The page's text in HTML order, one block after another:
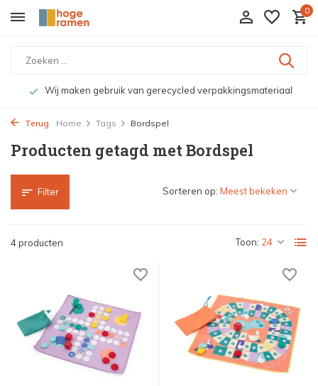
0
Wij maken gebruik van gerecycled verpakkingsmateriaal
Terug Home Tags Bordspel
Producten getagd met Bordspel
Filter
4 producten Toon:
Sorteren op: